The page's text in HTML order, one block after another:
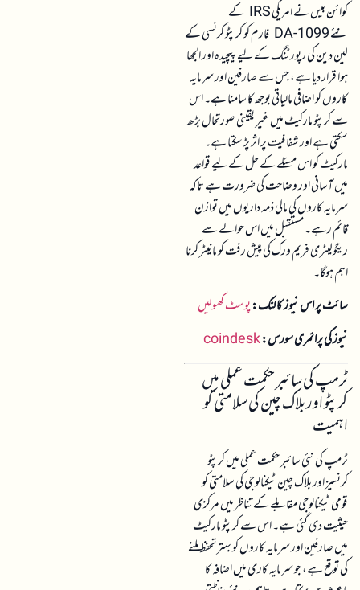
کوائن بیس نے امریکی IRS کے
نئے 1099-DA فارم کو کرپٹو کرنسی کے
لین دین کی رپورٹنگ کے لیے پیچیدہ اور الجھا
ہوا قرار دیا ہے، جس سے صارفین اور سرمایہ
کاروں کو اضافی مالیاتی بوجھ کا سامنا ہے۔ اس
سے کرپٹو مارکیٹ میں غیر یقینی صورتحال بڑھ
سکتی ہے اور شفافیت پر اثر پڑ سکتا ہے۔
مارکیٹ کو اس مسئلے کے حل کے لیے قواعد
میں آسانی اور وضاحت کی ضرورت ہے تاکہ
سرمایہ کاروں کی مالی ذمہ داریوں میں توازن
قائم رہے۔ مستقبل میں اس حوالے سے
ریگولیٹری فریم ورک کی پیش رفت کو مانیٹر کرنا
اہم ہوگا۔
سائٹ پر اس نیوز کا لنک:پوسٹ کھولیں
نیوز کی پرائمری سورس:coindesk
ٹرمپ کی سائبر حکمت عملی میں
کرپٹو اور بلاک چین کی سلامتی کو
اہمیت
ٹرمپ کی نئی سائبر حکمت عملی میں کرپٹو
کرنسیز اور بلاک چین ٹیکنالوجی کی سلامتی کو
قومی ٹیکنالوجی مقابلے کے تناظر میں مرکزی
حیثیت دی گئی ہے۔ اس سے کرپٹو مارکیٹ
میں صارفین اور سرمایہ کاروں کو بہتر تحفظ ملنے
کی توقع ہے، جو سرمایہ کاری میں اضافہ کا